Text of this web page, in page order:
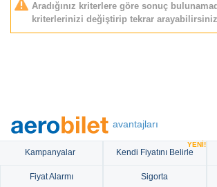
Aradığınız kriterlere göre sonuç
kriterlerinizi değiştirip tekrar
avantajları
Kampanyalar Kendi Fiyatını Belirle
YENİ!
Fiyat Alarmı Sigorta